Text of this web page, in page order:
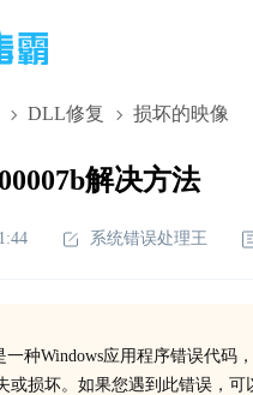
DLL修复 损坏的映像
解决方法
系统错误处理王
一种Windows应用程序错误代码
或损坏。如果您遇到此错误，可